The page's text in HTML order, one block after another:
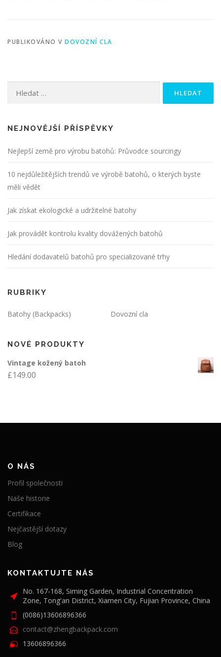
PUBLIKOVÁNO V DOVOZNÍ CLA
Vyhledávání
NEJNOVĚJŠÍ PŘÍSPĚVKY
Nejlepší země pro výrobu batohů: Průvodce sourcingy
10 nejdůležitějších trendů ve výrobě batohů, o kterých byste
měli vědět
Jak získat ekologické a udržitelné batohy
Jak provádět kontrolu kvality dovážených batohů
Hledání dodavatelů batohů pro specializované trhy
RUBRIKY
Batohy (Backpacks) Dovozní cla
NOVÉ PRODUKTY
Vintage kožený batoh
£149.00
O NÁS
Profil společnosti
Naše historie
Certifikace
Nejčastější dotazy
Blog
KONTAKTUJTE NÁS
No. 167-168, Siming Garden, Industrial Concentration
Zone, Tong'an District, Xiamen City, Fujian Province, China
(0086)13606896366
contact@zhengbackpack.com
13606896366